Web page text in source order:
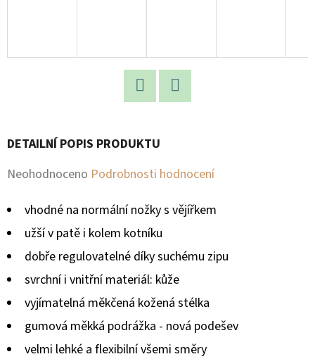
DETAILNÍ POPIS PRODUKTU
Průměrné
produktu
hvězdiček.
Neohodnoceno Podrobnosti hodnocení
vhodné na normální nožky s vějířkem
užší v patě i kolem kotníku
dobře regulovatelné díky suchému zipu
svrchní i vnitřní materiál: kůže
vyjímatelná měkčená kožená stélka
gumová měkká podrážka - nová podešev
velmi lehké a flexibilní všemi směry
P
O
R
Č
U
E
M
E